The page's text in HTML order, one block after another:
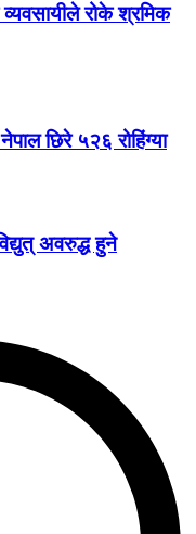
रोके श्रमिक
छिरे ५२६ रोहिंग्या
अवरुद्ध हुने